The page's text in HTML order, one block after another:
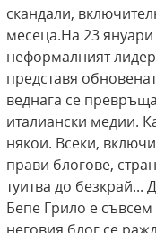
скандали,
месеца.На 23
неформалният
представя
веднага се
италиански медии.
някои. Всеки,
прави блогове,
туитва до безкрай...
Бепе Грило е